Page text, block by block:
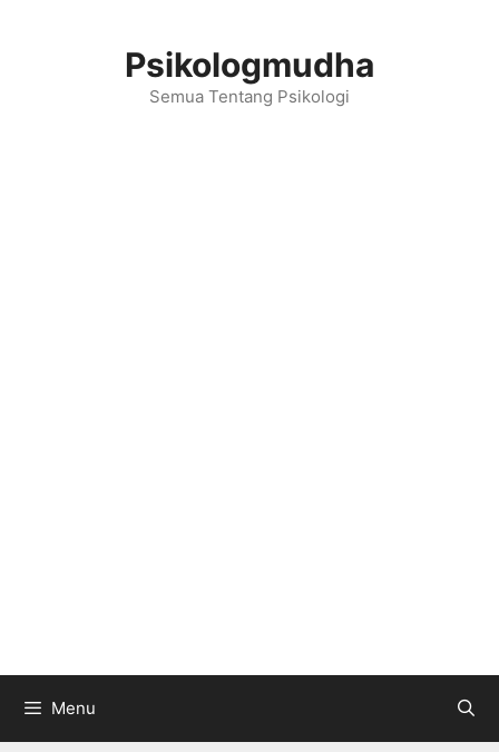
Psikologmudha
Semua Tentang Psikologi
Menu